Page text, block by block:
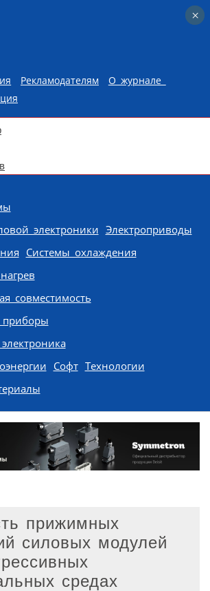
Рекламодателям
О журнале
электроники Электроприводы
Системы охлаждения
совместимость
приборы
Софт Технологии
прижимных
силовых модулей
средах
×
×